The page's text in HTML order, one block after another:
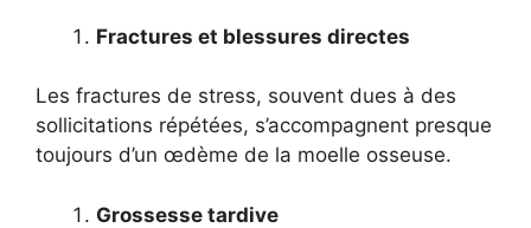
Fractures et blessures directes
Les fractures de stress, souvent dues à des
sollicitations répétées, s’accompagnent presque
toujours d’un œdème de la moelle osseuse.
Grossesse tardive